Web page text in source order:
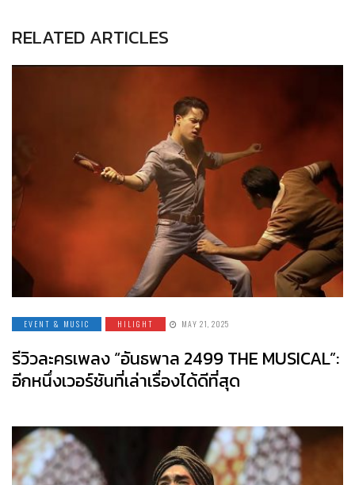
RELATED ARTICLES
EVENT & MUSIC HILIGHT MAY 21, 2025
รีวิวละครเพลง “อันธพาล 2499 THE MUSICAL”:
อีกหนึ่งเวอร์ชันที่เล่าเรื่องได้ดีที่สุด